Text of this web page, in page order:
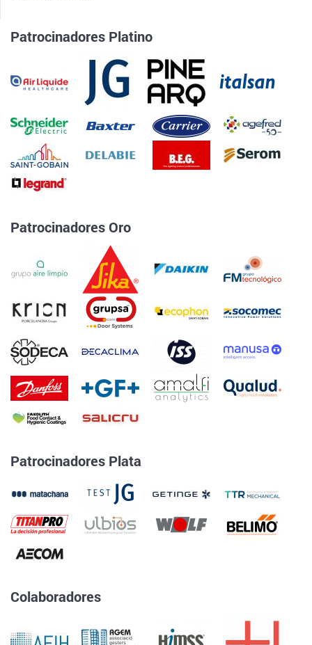
Patrocinadores Platino
Patrocinadores Oro
Patrocinadores Plata
Colaboradores